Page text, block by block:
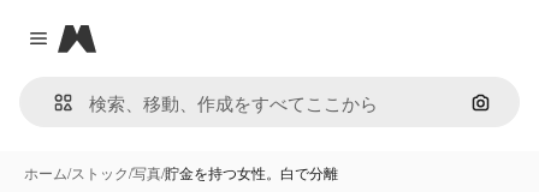
Close menu
Magnific
画像で
ホーム/ストック/写真/貯金を持つ女性。白で分離